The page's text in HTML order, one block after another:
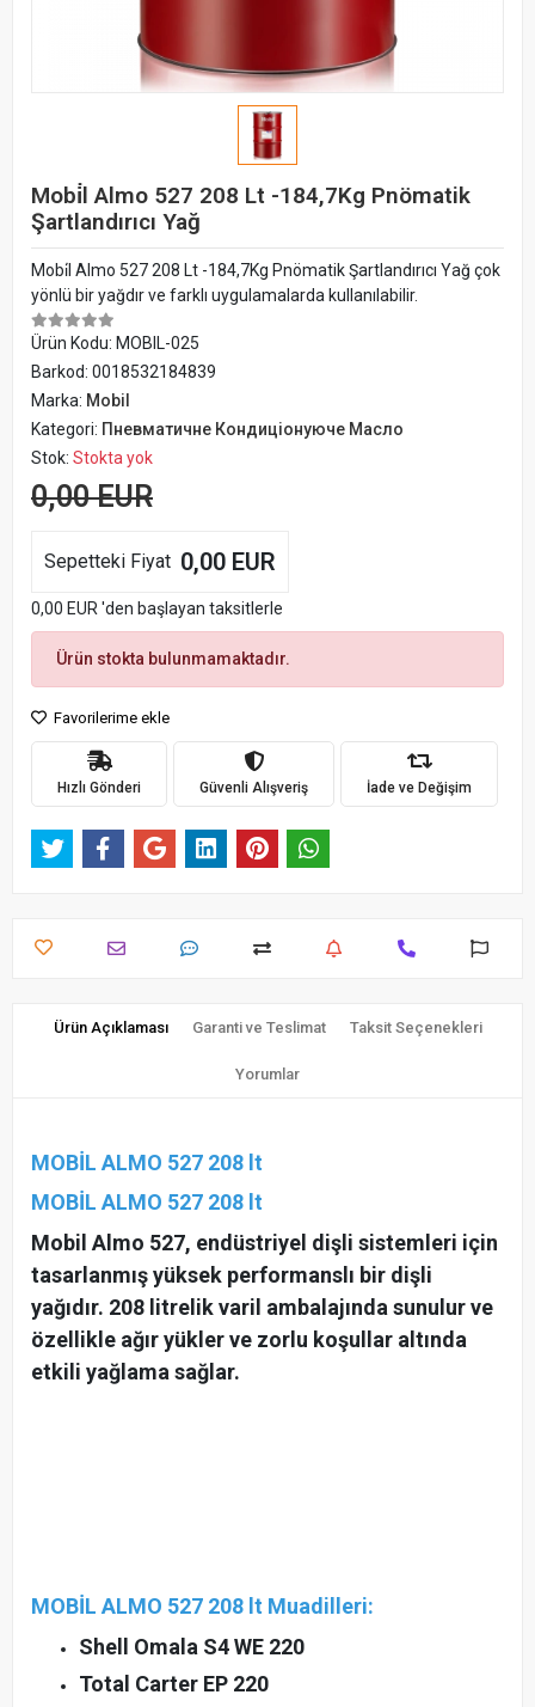
Mobi̇l Almo 527 208 Lt -184,7Kg Pnömatik
Şartlandırıcı Yağ
Mobi̇l Almo 527 208 Lt -184,7Kg Pnömatik Şartlandırıcı Yağ çok
yönlü bir yağdır ve farklı uygulamalarda kullanılabilir.
Ürün Kodu: MOBIL-025
Barkod: 0018532184839
Marka: Mobil
Kategori: Пневматичне Кондиціонуюче Масло
Stok: Stokta yok
0,00 EUR
Sepetteki Fiyat 0,00 EUR
0,00 EUR 'den başlayan taksitlerle
Ürün stokta bulunmamaktadır.
Favorilerime ekle
Hızlı Gönderi Güvenli Alışveriş İade ve Değişim
Ürün Açıklaması Garanti ve Teslimat Taksit Seçenekleri
Yorumlar
MOBİL ALMO 527 208 lt
MOBİL ALMO 527 208 lt
Mobil Almo 527, endüstriyel dişli sistemleri için
tasarlanmış yüksek performanslı bir dişli
yağıdır. 208 litrelik varil ambalajında sunulur ve
özellikle ağır yükler ve zorlu koşullar altında
etkili yağlama sağlar.
MOBİL ALMO 527 208 lt Muadilleri:
Shell Omala S4 WE 220
Total Carter EP 220